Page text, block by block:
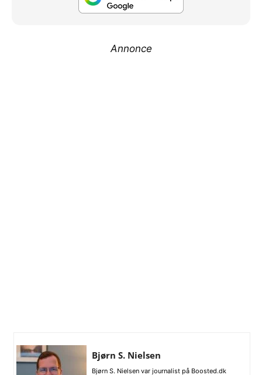
Annonce
Bjørn S. Nielsen
Bjørn S. Nielsen var journalist på Boosted.dk